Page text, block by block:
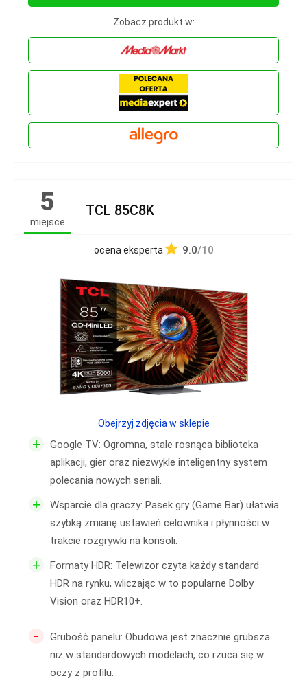
Zobacz produkt w:
5
miejsce
TCL 85C8K
ocena eksperta 9.0/10
+
Google TV: Ogromna, stale rosnąca biblioteka
aplikacji, gier oraz niezwykle inteligentny system
polecania nowych seriali.
+
Wsparcie dla graczy: Pasek gry (Game Bar) ułatwia
szybką zmianę ustawień celownika i płynności w
trakcie rozgrywki na konsoli.
+
Formaty HDR: Telewizor czyta każdy standard
HDR na rynku, wliczając w to popularne Dolby
Vision oraz HDR10+.
-
Grubość panelu: Obudowa jest znacznie grubsza
niż w standardowych modelach, co rzuca się w
oczy z profilu.
Obejrzyj zdjęcia w sklepie